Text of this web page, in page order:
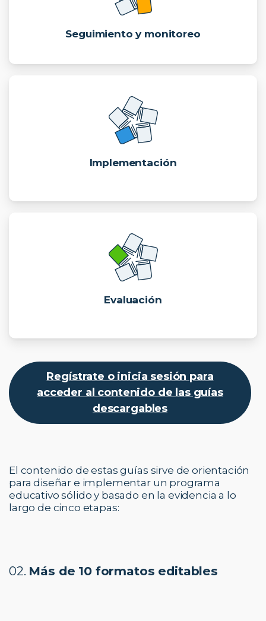
Seguimiento y monitoreo
Implementación
Evaluación
Regístrate o inicia sesión para
acceder al contenido de las guías
descargables
El contenido de estas guías sirve de orientación
para diseñar e implementar un programa
educativo sólido y basado en la evidencia a lo
largo de cinco etapas:
02. Más de 10 formatos editables